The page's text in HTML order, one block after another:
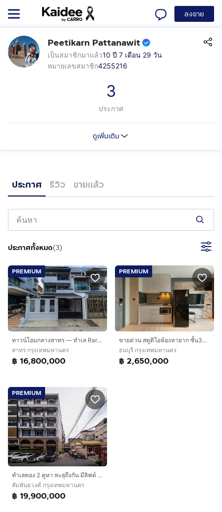
ลงขาย
Peetikarn Pattanawit
เป็นสมาชิกมาแล้ว10 ปี 7 เดือน 29 วัน
หมายเลขสมาชิก4255216
3
ประกาศ
ดูเพิ่มเติม
ประกาศ รีวิว ขายแล้ว
ประกาศทั้งหมด(3)
PREMIUM
ทาวน์โฮมกลางสาทร — ทำเล Rare Item ใกล้ MRT ลุมพินี 3 ชั้น ทำเลสาทร-พระรามสี่-ศรีบำเพ็ญ-เย็นอากาศ
สาทร กรุงเทพมหานคร
฿ 16,800,000
PREMIUM
ขายด่วน สตูดิโอห้องหายาก ชั้น34 สวย ทิศเหนือ อากาศดี
ธนบุรี กรุงเทพมหานคร
฿ 2,650,000
PREMIUM
ทำเลทอง 2 คูหา ทะลุถึงกัน มีลิฟต์ รีโนเวทใหม่ ตลาดน้อย–เยาวราช ใกล้ MRT 500 ม.
สัมพันธวงศ์ กรุงเทพมหานคร
฿ 19,900,000